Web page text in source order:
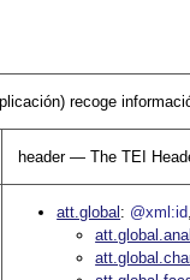
recoge
header — The TEI
att.global @xml:id